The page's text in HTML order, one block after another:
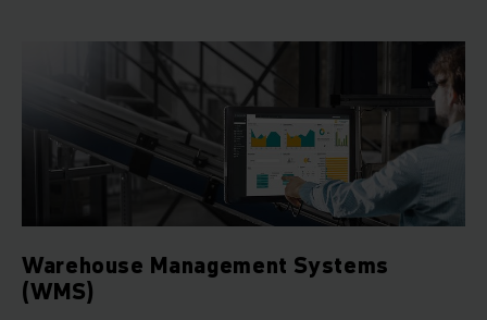
Warehouse Management Systems
(WMS)